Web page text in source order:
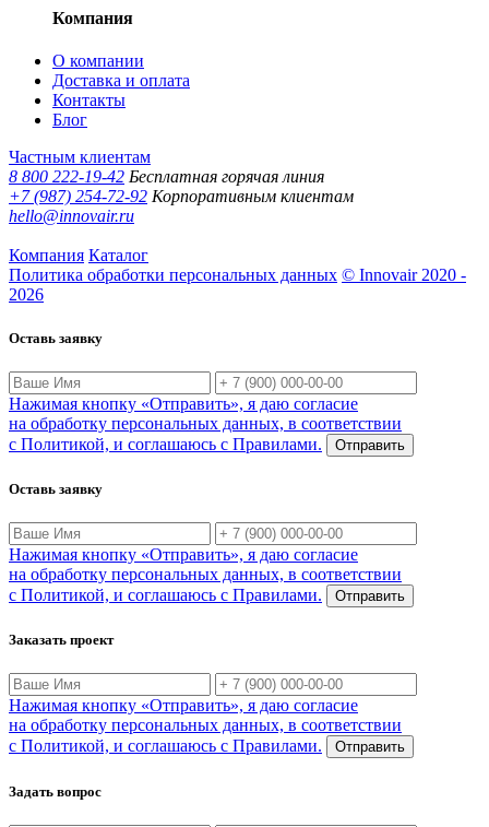
Компания
О компании
Доставка и оплата
Контакты
Блог
Частным клиентам
8 800 222-19-42 Бесплатная горячая линия
+7 (987) 254-72-92 Корпоративным клиентам
hello@innovair.ru
Компания Каталог
Политика обработки персональных данных © Innovair 2020 -
2026
Оставь заявку
Нажимая кнопку «Отправить», я даю согласие
на обработку персональных данных, в соответствии
с Политикой, и соглашаюсь с Правилами.
Отправить
Оставь заявку
Нажимая кнопку «Отправить», я даю согласие
на обработку персональных данных, в соответствии
с Политикой, и соглашаюсь с Правилами.
Отправить
Заказать проект
Нажимая кнопку «Отправить», я даю согласие
на обработку персональных данных, в соответствии
с Политикой, и соглашаюсь с Правилами.
Отправить
Задать вопрос